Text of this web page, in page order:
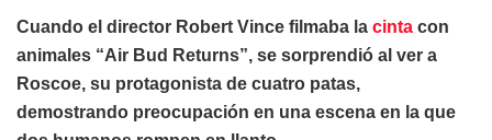
Cuando el director Robert Vince filmaba la cinta con
animales “Air Bud Returns”, se sorprendió al ver a
Roscoe, su protagonista de cuatro patas,
demostrando preocupación en una escena en la que